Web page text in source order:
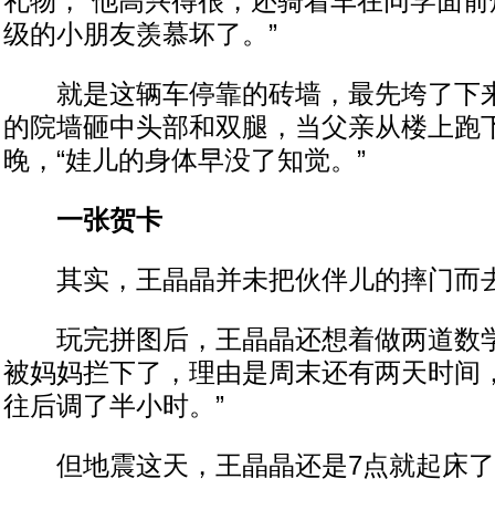
级的小朋友羡慕坏了。”
就是这辆车停靠的砖墙，最先垮了下
的院墙砸中头部和双腿，当父亲从楼上跑
晚，“娃儿的身体早没了知觉。”
一张贺卡
其实，王晶晶并未把伙伴儿的摔门而
玩完拼图后，王晶晶还想着做两道数
被妈妈拦下了，理由是周末还有两天时间
往后调了半小时。”
但地震这天，王晶晶还是7点就起床